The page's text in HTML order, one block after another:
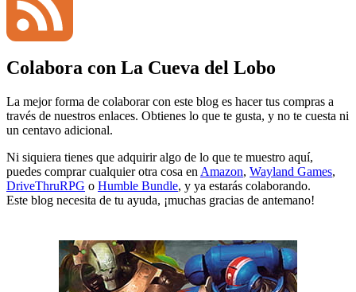
YouTube
Channel
Feed
Colabora con La Cueva del Lobo
La mejor forma de colaborar con este blog es hacer tus compras a
través de nuestros enlaces. Obtienes lo que te gusta, y no te cuesta ni
un centavo adicional.
Ni siquiera tienes que adquirir algo de lo que te muestro aquí,
puedes comprar cualquier otra cosa en Amazon, Wayland Games,
DriveThruRPG o Humble Bundle, y ya estarás colaborando.
Este blog necesita de tu ayuda, ¡muchas gracias de antemano!